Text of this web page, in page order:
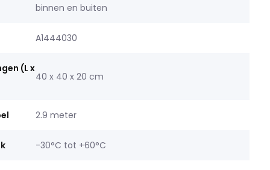
binnen en buiten
A1444030
(L x
40 x 40 x 20 cm
2.9 meter
-30°C tot +60°C